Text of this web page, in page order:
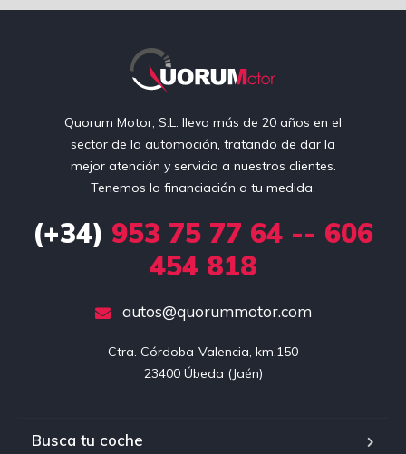
Quorum Motor, S.L. lleva más de 20 años en el
sector de la automoción, tratando de dar la
mejor atención y servicio a nuestros clientes.
Tenemos la financiación a tu medida.
(+34) 953 75 77 64 -- 606
454 818
autos@quorummotor.com
Ctra. Córdoba-Valencia, km.150
23400 Úbeda (Jaén)
Busca tu coche